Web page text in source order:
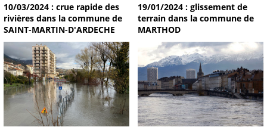
10/03/2024 : crue rapide des
rivières dans la commune de
SAINT-MARTIN-D'ARDECHE
19/01/2024 : glissement de
terrain dans la commune de
MARTHOD